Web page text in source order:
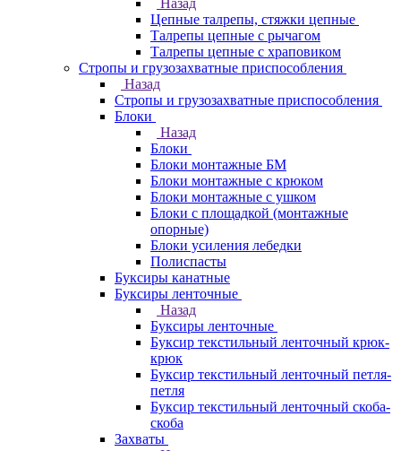
Назад
Цепные талрепы, стяжки цепные
Талрепы цепные с рычагом
Талрепы цепные с храповиком
Стропы и грузозахватные приспособления
Назад
Стропы и грузозахватные приспособления
Блоки
Назад
Блоки
Блоки монтажные БМ
Блоки монтажные с крюком
Блоки монтажные с ушком
Блоки с площадкой (монтажные
опорные)
Блоки усиления лебедки
Полиспасты
Буксиры канатные
Буксиры ленточные
Назад
Буксиры ленточные
Буксир текстильный ленточный крюк-
крюк
Буксир текстильный ленточный петля-
петля
Буксир текстильный ленточный скоба-
скоба
Захваты